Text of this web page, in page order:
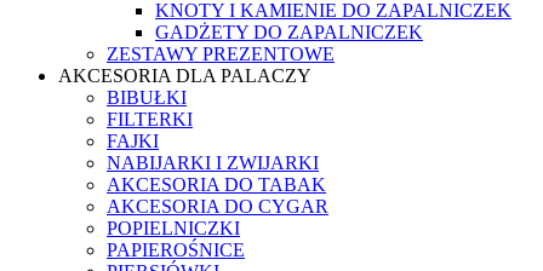
KNOTY I KAMIENIE DO ZAPALNICZEK
GADŻETY DO ZAPALNICZEK
ZESTAWY PREZENTOWE
AKCESORIA DLA PALACZY
BIBUŁKI
FILTERKI
FAJKI
NABIJARKI I ZWIJARKI
AKCESORIA DO TABAK
AKCESORIA DO CYGAR
POPIELNICZKI
PAPIEROŚNICE